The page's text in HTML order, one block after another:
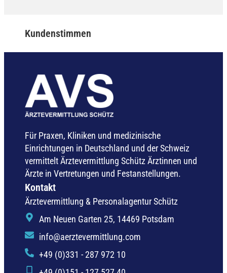
Kundenstimmen
Für Praxen, Kliniken und medizinische
Einrichtungen in Deutschland und der Schweiz
vermittelt Ärztevermittlung Schütz Ärztinnen und
Ärzte in Vertretungen und Festanstellungen.
Kontakt
Ärztevermittlung & Personalagentur Schütz
Am Neuen Garten 25, 14469 Potsdam
info@aerztevermittlung.com
+49 (0)331 - 287 972 10